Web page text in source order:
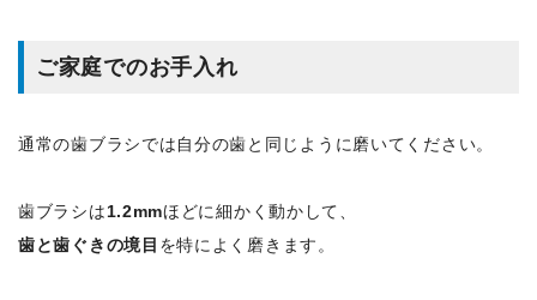
ご家庭でのお手入れ
通常の歯ブラシでは自分の歯と同じように磨いてください。
歯ブラシは1.2mmほどに細かく動かして、
歯と歯ぐきの境目 を特によく磨きます。